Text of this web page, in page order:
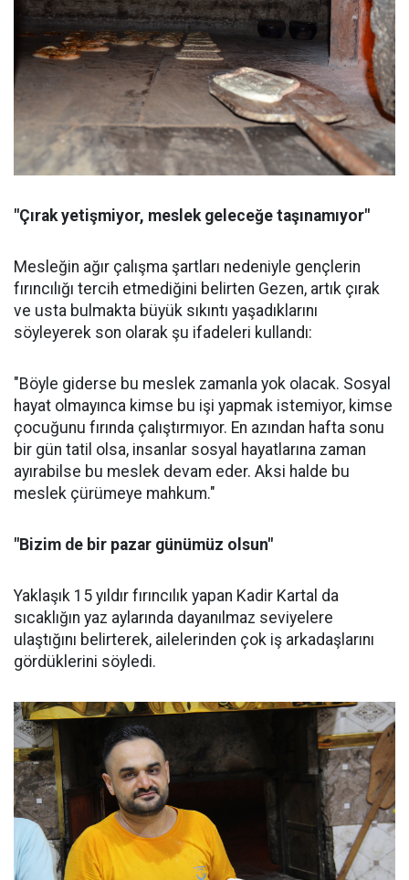
"Çırak yetişmiyor, meslek geleceğe taşınamıyor"
Mesleğin ağır çalışma şartları nedeniyle gençlerin
fırıncılığı tercih etmediğini belirten Gezen, artık çırak
ve usta bulmakta büyük sıkıntı yaşadıklarını
söyleyerek son olarak şu ifadeleri kullandı:
"Böyle giderse bu meslek zamanla yok olacak. Sosyal
hayat olmayınca kimse bu işi yapmak istemiyor, kimse
çocuğunu fırında çalıştırmıyor. En azından hafta sonu
bir gün tatil olsa, insanlar sosyal hayatlarına zaman
ayırabilse bu meslek devam eder. Aksi halde bu
meslek çürümeye mahkum."
"Bizim de bir pazar günümüz olsun"
Yaklaşık 15 yıldır fırıncılık yapan Kadir Kartal da
sıcaklığın yaz aylarında dayanılmaz seviyelere
ulaştığını belirterek, ailelerinden çok iş arkadaşlarını
gördüklerini söyledi.